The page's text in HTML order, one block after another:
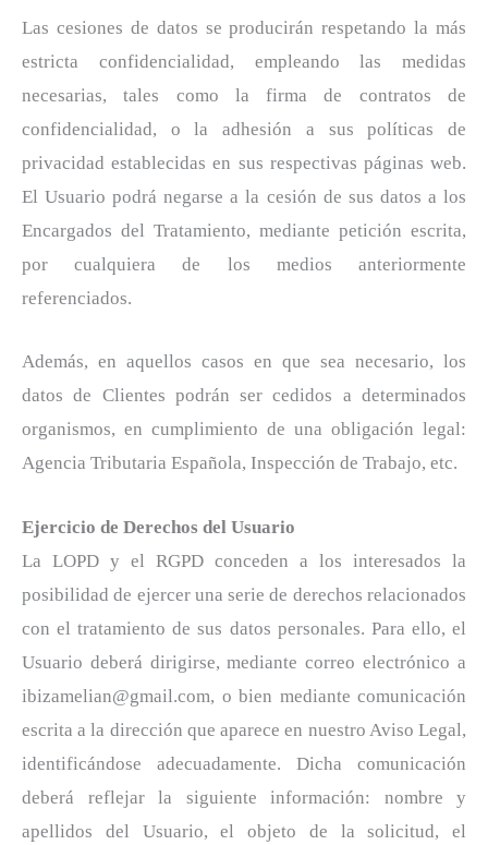
Las cesiones de datos se producirán respetando la más
estricta confidencialidad, empleando las medidas
necesarias, tales como la firma de contratos de
confidencialidad, o la adhesión a sus políticas de
privacidad establecidas en sus respectivas páginas web.
El Usuario podrá negarse a la cesión de sus datos a los
Encargados del Tratamiento, mediante petición escrita,
por cualquiera de los medios anteriormente
referenciados.
Además, en aquellos casos en que sea necesario, los
datos de Clientes podrán ser cedidos a determinados
organismos, en cumplimiento de una obligación legal:
Agencia Tributaria Española, Inspección de Trabajo, etc.
Ejercicio de Derechos del Usuario
La LOPD y el RGPD conceden a los interesados la
posibilidad de ejercer una serie de derechos relacionados
con el tratamiento de sus datos personales. Para ello, el
Usuario deberá dirigirse, mediante correo electrónico a
ibizamelian@gmail.com, o bien mediante comunicación
escrita a la dirección que aparece en nuestro Aviso Legal,
identificándose adecuadamente. Dicha comunicación
deberá reflejar la siguiente información: nombre y
apellidos del Usuario, el objeto de la solicitud, el